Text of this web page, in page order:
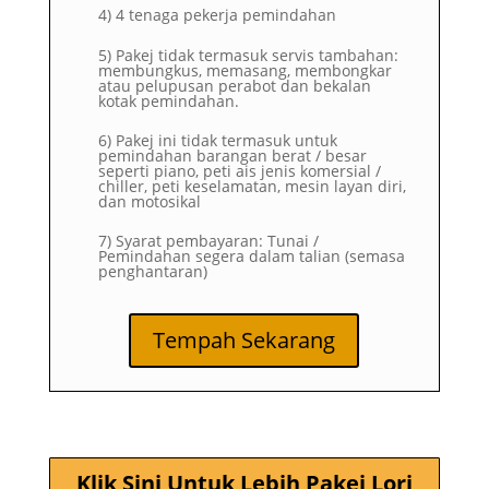
4) 4 tenaga pekerja pemindahan
5) Pakej tidak termasuk servis tambahan:
membungkus, memasang, membongkar
atau pelupusan perabot dan bekalan
kotak pemindahan.
6) Pakej ini tidak termasuk untuk
pemindahan barangan berat / besar
seperti piano, peti ais jenis komersial /
chiller, peti keselamatan, mesin layan diri,
dan motosikal
7) Syarat pembayaran: Tunai /
Pemindahan segera dalam talian (semasa
penghantaran)
Tempah Sekarang